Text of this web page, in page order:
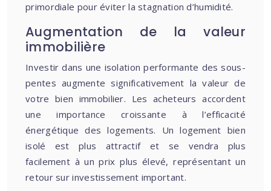
primordiale pour éviter la stagnation d’humidité.
Augmentation de la valeur
immobilière
Investir dans une isolation performante des sous-
pentes augmente significativement la valeur de
votre bien immobilier. Les acheteurs accordent
une importance croissante à l’efficacité
énergétique des logements. Un logement bien
isolé est plus attractif et se vendra plus
facilement à un prix plus élevé, représentant un
retour sur investissement important.